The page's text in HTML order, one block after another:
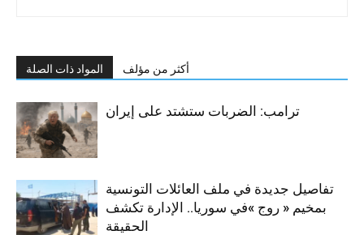
المواد ذات الصلة أكثر من مؤلف
ترامب: الضربات ستشتد على إيران
تفاصيل جديدة في ملف العائلات التونسية
بمخيم « روج »في سوريا.. الإدارة تكشف
الحقيقة